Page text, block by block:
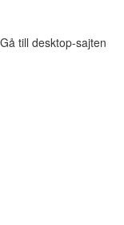
Gå till desktop-sajten